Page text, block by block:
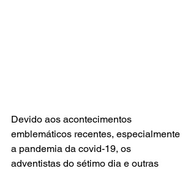
Devido aos acontecimentos
emblemáticos recentes, especialmente
a pandemia da covid-19, os
adventistas do sétimo dia e outras